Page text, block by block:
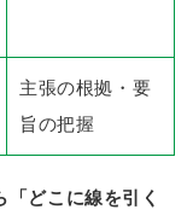
主張の根拠・要
旨の把握
「どこに線を引く